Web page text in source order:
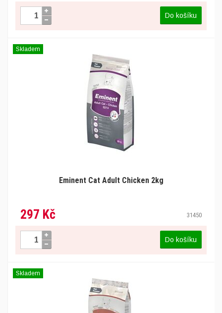
Do košíku
Eminent Cat Adult Chicken 2kg
297 Kč 31450
Skladem
Do košíku
Skladem